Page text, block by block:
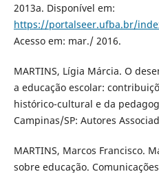
2013a. Disponível em:
https://portalseer.ufba.br/
Acesso em: mar./ 2016.
MARTINS, Lígia Márcia. O
a educação escolar:
histórico-cultural e da
Campinas/SP: Autores
MARTINS, Marcos Francisco.
sobre educação.